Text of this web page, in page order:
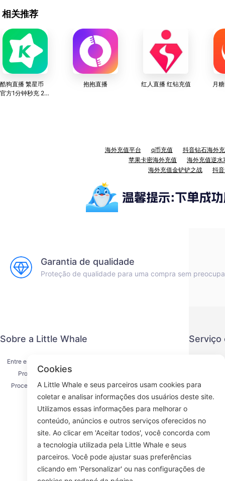
相关推荐
酷狗直播 繁星币
官方1分钟秒充 24
抱抱直播 红人直播 红钻充值 月
海外充值平台 q币充值
抖音钻石海外
苹果卡密海外充值
海外充值逆水
海外充值金铲铲之战
抖
Garantia de qualidade
Proteção de qualidade para uma compra sem
Sobre a Little Whale
Entre em contato conosco
Processo de envio
Processo de reembolso
Sobre nós
Serviço
Acordo
ROOM
Cookies
A Little Whale e seus parceiros usam cookies para
coletar e analisar informações dos usuários deste site.
Utilizamos essas informações para melhorar o
conteúdo, anúncios e outros serviços oferecidos no
site. Ao clicar em 'Aceitar todos', você concorda com
a tecnologia utilizada pela Little Whale e seus
parceiros. Você pode ajustar suas preferências
clicando em 'Personalizar' ou nas configurações de